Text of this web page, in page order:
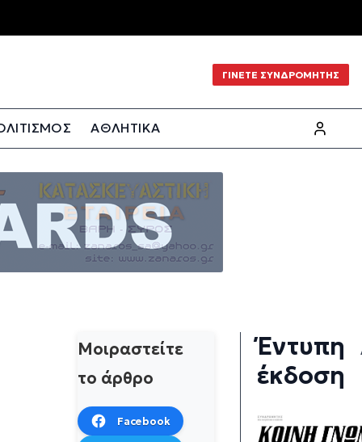
ΓΙΝΕΤΕ ΣΥΝΔΡΟΜΗΤΗΣ
ΑΘΛΗΤΙΚΑ
Μοιραστείτε
το άρθρο
Facebook
Έντυπη
έκδοση